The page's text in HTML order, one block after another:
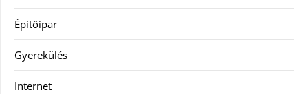
Építőipar
Gyerekülés
Internet